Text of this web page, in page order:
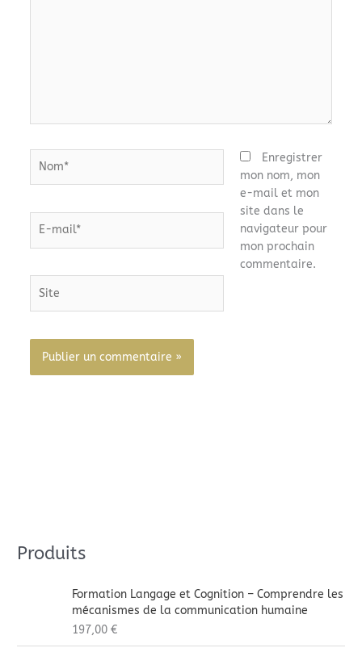
mail*
Enregistrer
mon nom, mon
e-mail et mon
site dans le
navigateur pour
mon prochain
commentaire.
Produits
Formation Langage et Cognition – Comprendre les
mécanismes de la communication humaine
197,00€